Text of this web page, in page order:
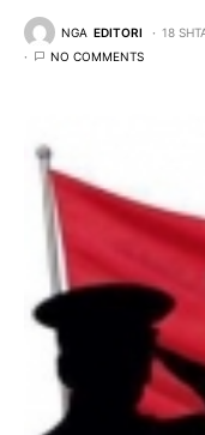
NGA EDITORI 18
NO COMMENTS